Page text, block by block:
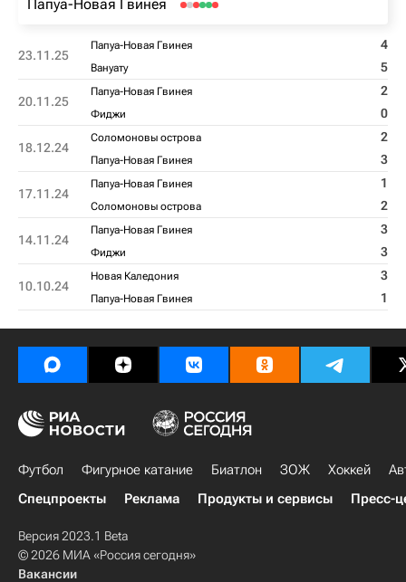
Папуа-Новая Гвинея
23.11.25
Папуа-Новая Гвинея 4
Вануату 5
20.11.25
Папуа-Новая Гвинея 2
Фиджи 0
18.12.24
Соломоновы острова 2
Папуа-Новая Гвинея 3
17.11.24
Папуа-Новая Гвинея 1
Соломоновы острова 2
14.11.24
Папуа-Новая Гвинея 3
Фиджи 3
10.10.24
Новая Каледония 3
Папуа-Новая Гвинея 1
Футбол Фигурное катание Биатлон ЗОЖ Хоккей
Спецпроекты
Реклама Продукты и сервисы Пресс-
Версия 2023.1 Beta
© 2026 МИА «Россия сегодня»
Вакансии